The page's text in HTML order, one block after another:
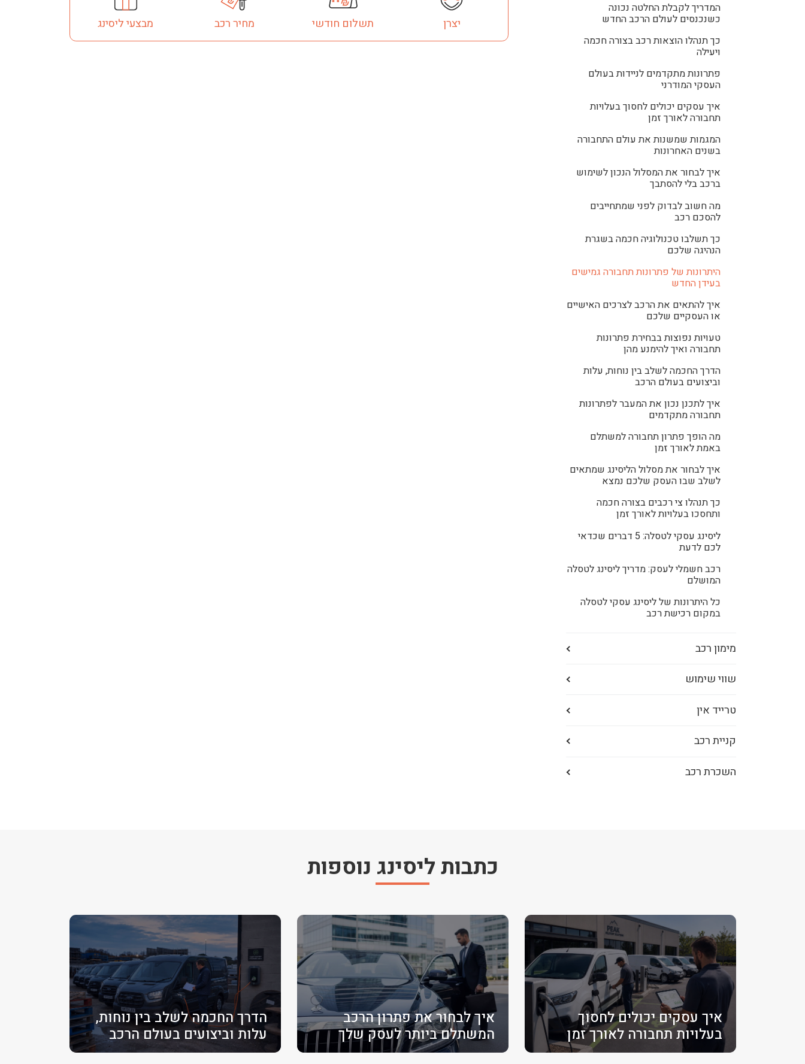
המדריך לקבלת החלטה נכונה
כשנכנסים לעולם הרכב החדש
כך תנהלו הוצאות רכב בצורה חכמה
ויעילה
פתרונות מתקדמים לניידות בעולם
העסקי המודרני
איך עסקים יכולים לחסוך בעלויות
תחבורה לאורך זמן
המגמות שמשנות את עולם התחבורה
בשנים האחרונות
איך לבחור את המסלול הנכון לשימוש
ברכב בלי להסתבך
מה חשוב לבדוק לפני שמתחייבים
להסכם רכב
כך תשלבו טכנולוגיה חכמה בשגרת
הנהיגה שלכם
היתרונות של פתרונות תחבורה גמישים
בעידן החדש
איך להתאים את הרכב לצרכים האישיים
או העסקיים שלכם
טעויות נפוצות בבחירת פתרונות
תחבורה ואיך להימנע מהן
הדרך החכמה לשלב בין נוחות, עלות
וביצועים בעולם הרכב
איך לתכנן נכון את המעבר לפתרונות
תחבורה מתקדמים
מה הופך פתרון תחבורה למשתלם
באמת לאורך זמן
איך לבחור את מסלול הליסינג שמתאים
לשלב שבו העסק שלכם נמצא
כך תנהלו צי רכבים בצורה חכמה
ותחסכו בעלויות לאורך זמן
ליסינג עסקי לטסלה: 5 דברים שכדאי
לכם לדעת
רכב חשמלי לעסק: מדריך ליסינג לטסלה
המושלם
כל היתרונות של ליסינג עסקי לטסלה
במקום רכישת רכב
מימון רכב
שווי שימוש
טרייד אין
קניית רכב
השכרת רכב
יצרן תשלום חודשי מחיר רכב מבצעי ליסינג
כתבות ליסינג נוספות
איך עסקים יכולים לחסוך
בעלויות תחבורה לאורך זמן
איך לבחור את פתרון הרכב
המשתלם ביותר לעסק שלך
הדרך החכמה לשלב בין נוחות,
עלות וביצועים בעולם הרכב